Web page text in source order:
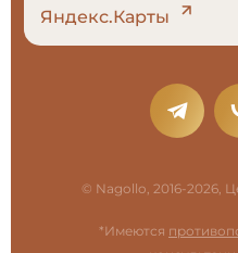
© Nagollo, 2016-2026,
*Имеются
Яндекс.Карты